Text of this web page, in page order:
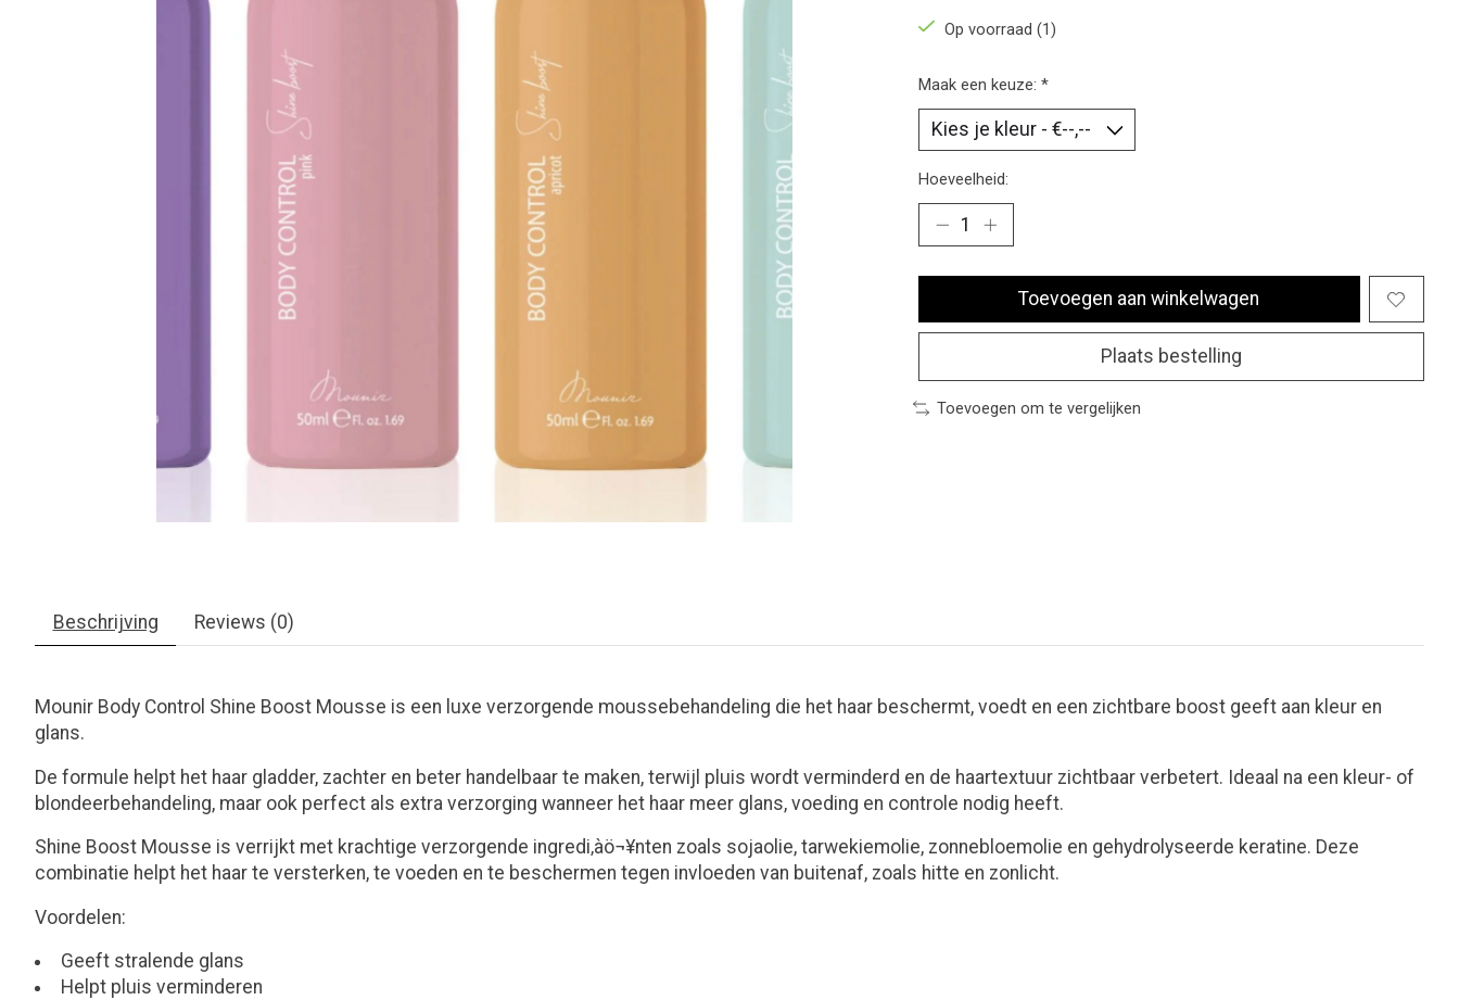
Op voorraad (1)
Maak een keuze: *
Hoeveelheid:
Toevoegen aan winkelwagen
Plaats bestelling
Toevoegen om te vergelijken
Beschrijving Reviews (0)
Mounir Body Control Shine Boost Mousse is een luxe verzorgende moussebehandeling die het haar beschermt, voedt en een zichtbare boost geeft aan kleur en
glans.
De formule helpt het haar gladder, zachter en beter handelbaar te maken, terwijl pluis wordt verminderd en de haartextuur zichtbaar verbetert. Ideaal na een kleur- of
blondeerbehandeling, maar ook perfect als extra verzorging wanneer het haar meer glans, voeding en controle nodig heeft.
Shine Boost Mousse is verrijkt met krachtige verzorgende ingredi‚àö¬¥nten zoals sojaolie, tarwekiemolie, zonnebloemolie en gehydrolyseerde keratine. Deze
combinatie helpt het haar te versterken, te voeden en te beschermen tegen invloeden van buitenaf, zoals hitte en zonlicht.
Voordelen:
Geeft stralende glans
Helpt pluis verminderen